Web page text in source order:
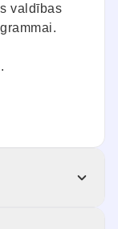
valdības